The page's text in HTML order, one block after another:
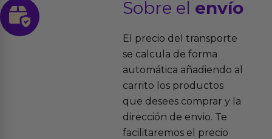
Sobre el envío
El precio del transporte
se calcula de forma
automática añadiendo al
carrito los productos
que desees comprar y la
dirección de envio. Te
facilitaremos el precio